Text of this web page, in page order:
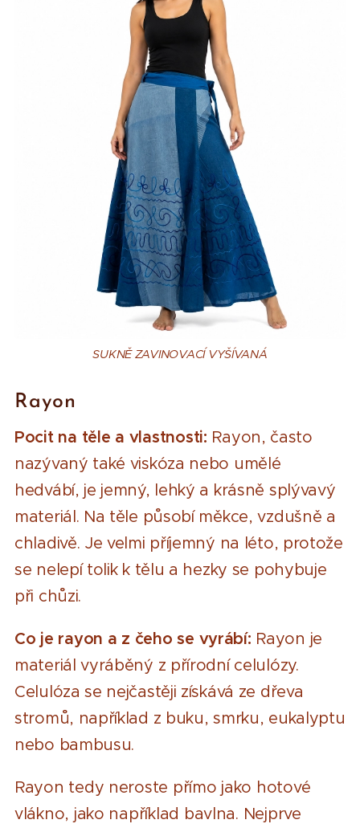
SUKNĚ ZAVINOVACÍ VYŠÍVANÁ
Rayon
Pocit na těle a vlastnosti: Rayon, často
nazývaný také viskóza nebo umělé
hedvábí, je jemný, lehký a krásně splývavý
materiál. Na těle působí měkce, vzdušně a
chladivě. Je velmi příjemný na léto, protože
se nelepí tolik k tělu a hezky se pohybuje
při chůzi.
Co je rayon a z čeho se vyrábí: Rayon je
materiál vyráběný z přírodní celulózy.
Celulóza se nejčastěji získává ze dřeva
stromů, například z buku, smrku, eukalyptu
nebo bambusu.
Rayon tedy neroste přímo jako hotové
vlákno, jako například bavlna. Nejprve